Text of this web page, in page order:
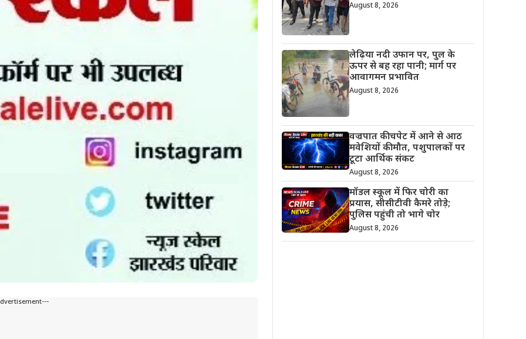
August 8, 2026
लेढ़िया नदी उफान पर, पुल के
ऊपर से बह रहा पानी; मार्ग पर
आवागमन प्रभावित
August 8, 2026
वज्रपात की चपेट में आने से आठ
मवेशियों की मौत, पशुपालकों पर
टूटा आर्थिक संकट
August 8, 2026
मॉडल स्कूल में फिर चोरी का
प्रयास, सीसीटीवी कैमरे तोड़े;
पुलिस पहुंची तो भागे चोर
August 8, 2026